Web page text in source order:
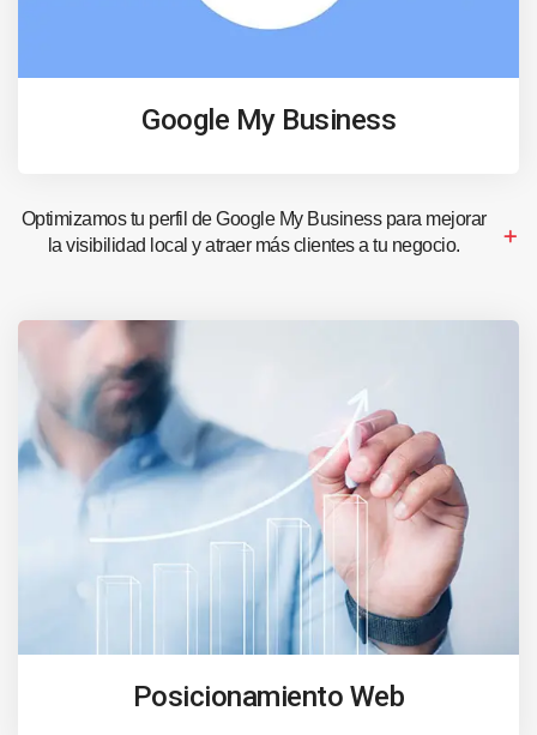
Google My Business
Optimizamos tu perfil de Google My Business para mejorar
la visibilidad local y atraer más clientes a tu negocio.
Posicionamiento Web